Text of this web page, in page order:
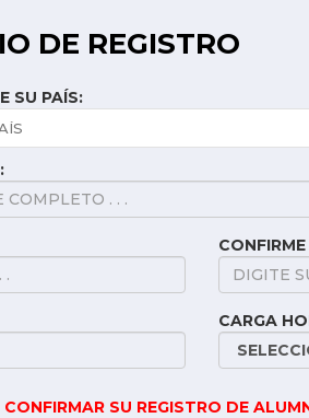
DE REGISTRO
SU PAÍS:
CARGA
CONFIRMAR SU REGISTRO DE